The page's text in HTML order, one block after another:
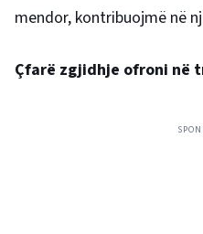
mendor, kontribuojmë në
Çfarë zgjidhje ofroni në